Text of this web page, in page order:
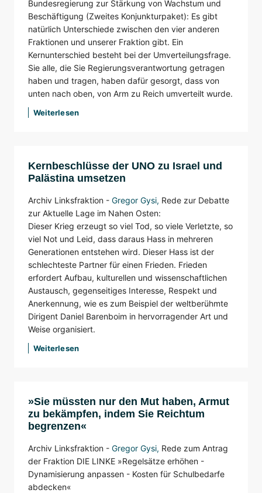
Bundesregierung zur Stärkung von Wachstum und
Beschäftigung (Zweites Konjunkturpaket): Es gibt
natürlich Unterschiede zwischen den vier anderen
Fraktionen und unserer Fraktion gibt. Ein
Kernunterschied besteht bei der Umverteilungsfrage.
Sie alle, die Sie Regierungsverantwortung getragen
haben und tragen, haben dafür gesorgt, dass von
unten nach oben, von Arm zu Reich umverteilt wurde.
Weiterlesen
Kernbeschlüsse der UNO zu Israel und
Palästina umsetzen
Archiv Linksfraktion - Gregor Gysi, Rede zur Debatte
zur Aktuelle Lage im Nahen Osten:
Dieser Krieg erzeugt so viel Tod, so viele Verletzte, so
viel Not und Leid, dass daraus Hass in mehreren
Generationen entstehen wird. Dieser Hass ist der
schlechteste Partner für einen Frieden. Frieden
erfordert Aufbau, kulturellen und wissenschaftlichen
Austausch, gegenseitiges Interesse, Respekt und
Anerkennung, wie es zum Beispiel der weltberühmte
Dirigent Daniel Barenboim in hervorragender Art und
Weise organisiert.
Weiterlesen
»Sie müssten nur den Mut haben, Armut
zu bekämpfen, indem Sie Reichtum
begrenzen«
Archiv Linksfraktion - Gregor Gysi, Rede zum Antrag
der Fraktion DIE LINKE »Regelsätze erhöhen -
Dynamisierung anpassen - Kosten für Schulbedarfe
abdecken«